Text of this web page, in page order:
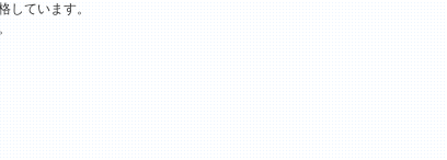
しています。